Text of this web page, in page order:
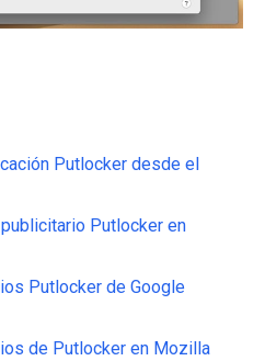
Putlocker desde el
Putlocker en
Putlocker de Google
de Putlocker en Mozilla